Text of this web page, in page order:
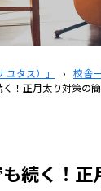
ユタス）」 › 校舎
く！正月太り対策の
も続く！